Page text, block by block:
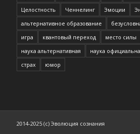
Целостность
Ченнелинг Эмоции
альтернативное образование
игра
квантовый переход
место силы
наука альтернативная
наука
страх
юмор
2014-2025 (c) Эволюция сознания